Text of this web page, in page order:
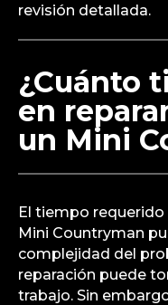
revisión detallada.
¿Cuánto
en
un Mini
El tiempo requerido
Mini Countryman
complejidad del
reparación puede
trabajo. Sin